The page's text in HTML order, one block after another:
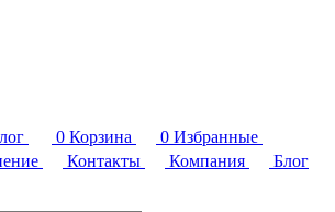
0 Корзина 0 Избранные
Контакты Компания
Блог